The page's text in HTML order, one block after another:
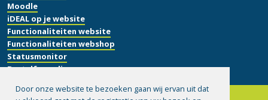
Door onze website te bezoeken gaan wij ervan uit dat
Moodle
iDEAL op je website
Functionaliteiten website
Functionaliteiten webshop
Statusmonitor
Bestelformulier